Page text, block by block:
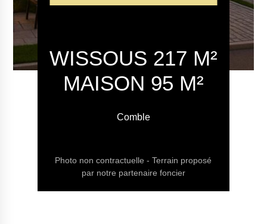
WISSOUS 217 M²
MAISON 95 M²
Comble
Photo non contractuelle - Terrain proposé
par notre partenaire foncier